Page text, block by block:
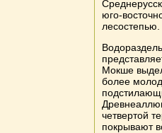
юго-
лесостепью.
Мокше
более
четвертой
покрывают